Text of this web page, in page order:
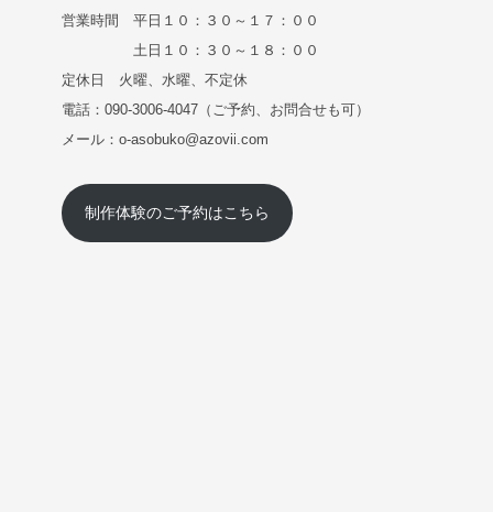
営業時間 平日１０：３０～１７：００
土日１０：３０～１８：００
定休日 火曜、水曜、不定休
電話：090-3006-4047（ご予約、お問合せも可）
メール：o-asobuko@azovii.com
制作体験のご予約はこちら